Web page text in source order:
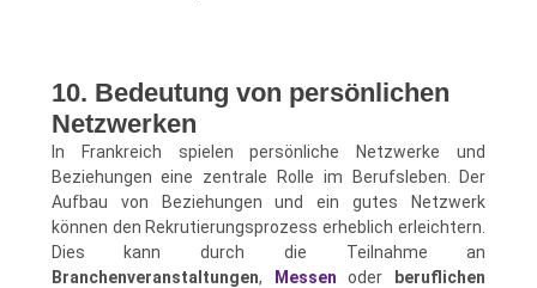
10. Bedeutung von persönlichen
Netzwerken
In Frankreich spielen persönliche Netzwerke und
Beziehungen eine zentrale Rolle im Berufsleben. Der
Aufbau von Beziehungen und ein gutes Netzwerk
können den Rekrutierungsprozess erheblich erleichtern.
Dies kann durch die Teilnahme an
Branchenveranstaltungen, Messen oder
beruflichen